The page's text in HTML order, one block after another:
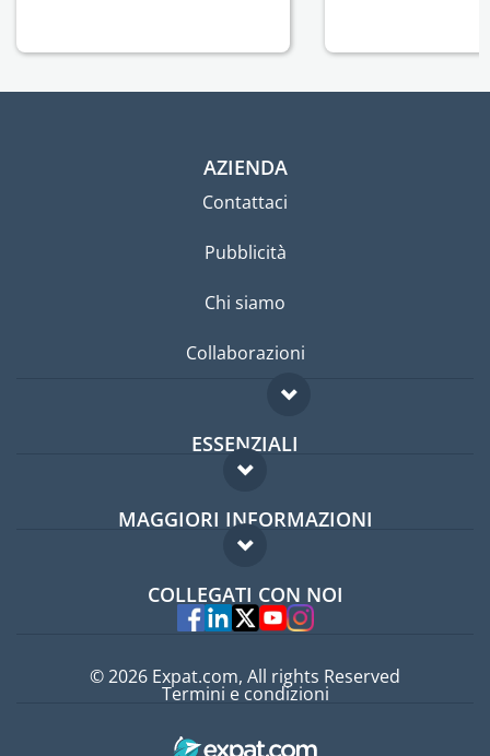
AZIENDA
Contattaci
Pubblicità
Chi siamo
Collaborazioni
ESSENZIALI
Forum per expat
Guida per expat
MAGGIORI INFORMAZIONI
Domande frequenti
Esperti
COLLEGATI CON NOI
© 2026 Expat.com, All rights Reserved
Termini e condizioni